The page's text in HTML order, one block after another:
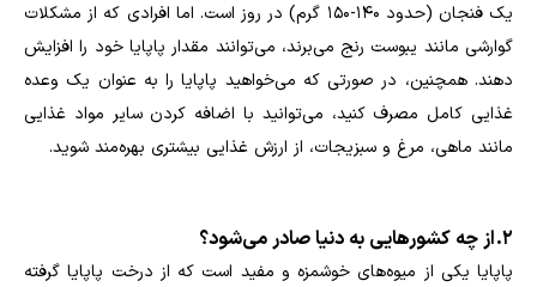
یک فنجان (حدود ۱۴۰-۱۵۰ گرم) در روز است. اما افرادی که از مشکلات
گوارشی مانند یبوست رنج می‌برند، می‌توانند مقدار پاپایا خود را افزایش
دهند. همچنین، در صورتی که می‌خواهید پاپایا را به عنوان یک وعده
غذایی کامل مصرف کنید، می‌توانید با اضافه کردن سایر مواد غذایی
مانند ماهی، مرغ و سبزیجات، از ارزش غذایی بیشتری بهره‌مند شوید.
2. از چه کشورهایی به دنیا صادر می‌شود؟
پاپایا یکی از میوه‌های خوشمزه و مفید است که از درخت پاپایا گرفته